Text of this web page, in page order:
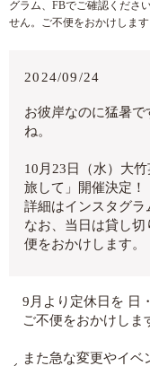
グラム、FBでご確認くださ
せん。ご不便をおかけします
2024/09/24
お彼岸なのに猛暑
ね。
10月23日（水）大
旅して」開催決定！
詳細はインスタグラ
なお、当日は貸し
便をおかけします。
9月より定休日を 日
ご不便をおかけしま
また急な変更やイベ